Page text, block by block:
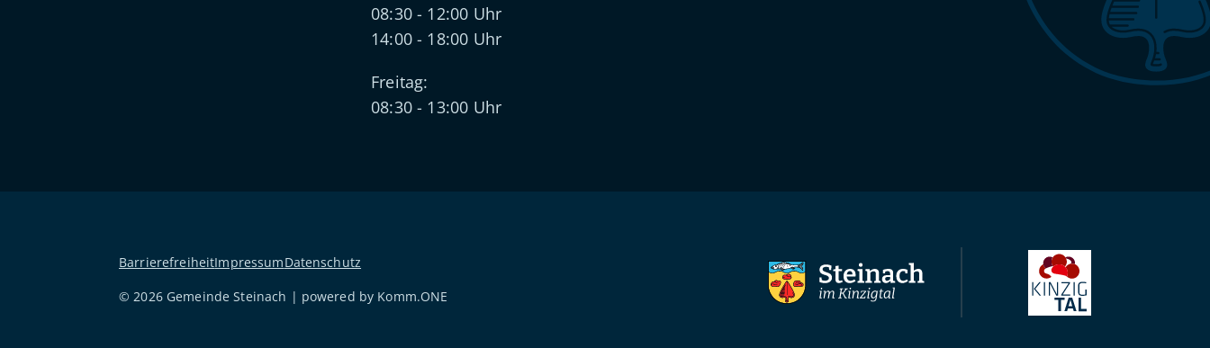
08:30 - 12:00 Uhr
14:00 - 18:00 Uhr
Freitag:
08:30 - 13:00 Uhr
BarrierefreiheitImpressumDatenschutz
© 2026 Gemeinde Steinach | powered by Komm.ONE